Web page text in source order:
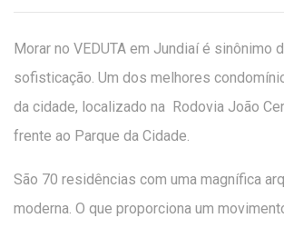
Morar no VEDUTA em Jundiaí é sinônimo
sofisticação. Um dos melhores
da cidade, localizado na Rodovia João
frente ao Parque da Cidade.
São 70 residências com uma magnífica
moderna. O que proporciona um